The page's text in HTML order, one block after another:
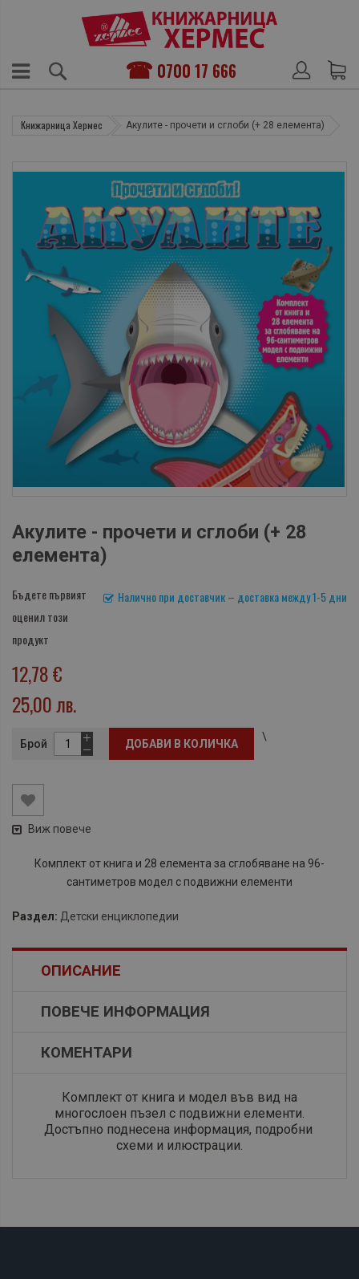
0700 17 666
Книжарница Хермес Акулите - прочети и сглоби (+ 28 елемента)
Акулите - прочети и сглоби (+ 28
елемента)
Налично при доставчик – доставка между 1-5 дни
Бъдете първият
оценил този
продукт
12,78 €
25,00 лв.
Брой ДОБАВИ В КОЛИЧКА
\
Виж повече
Комплект от книга и 28 елемента за сглобяване на 96-
сантиметров модел с подвижни елементи
Раздел: Детски енциклопедии
ОПИСАНИЕ
ПОВЕЧЕ ИНФОРМАЦИЯ
КОМЕНТАРИ
Комплект от книга и модел във вид на
многослоен пъзел с подвижни елементи.
Достъпно поднесена информация, подробни
схеми и илюстрации.